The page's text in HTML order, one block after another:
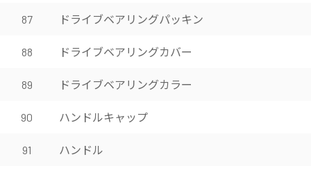
87 ドライブベアリングパッキン
88 ドライブベアリングカバー
89 ドライブベアリングカラー
90 ハンドルキャップ
91 ハンドル